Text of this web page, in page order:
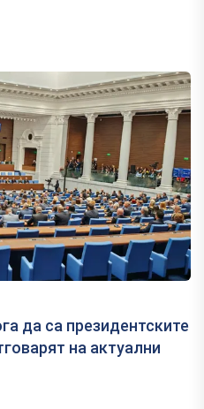
да са президентските
на актуални